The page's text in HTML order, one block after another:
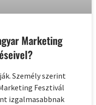
Marketing
Személy szerint
Fesztivál
izgalmasabbnak